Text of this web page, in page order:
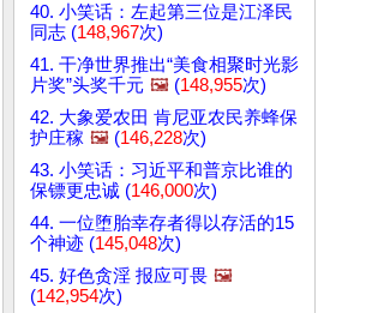
40. 小笑话：左起第三位是江泽民
同志 (148,967次)
41. 干净世界推出“美食相聚时光影
片奖”头奖千元 🖼️ (148,955次)
42. 大象爱农田 肯尼亚农民养蜂保
护庄稼 🖼️ (146,228次)
43. 小笑话：习近平和普京比谁的
保镖更忠诚 (146,000次)
44. 一位堕胎幸存者得以存活的15
个神迹 (145,048次)
45. 好色贪淫 报应可畏 🖼️
(142,954次)